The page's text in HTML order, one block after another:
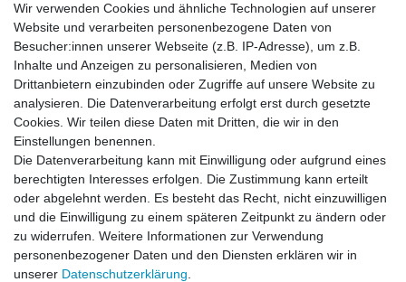
Kinder Mädchen Sandalen Idana
ab 39,95 € *
Artikel anzeigen
*inkl. ges. MwSt. zzgl.Versandkosten
Kinder Mädchen Zehensteg Idana
34,95 € *
In den Warenkorb
*inkl. ges. MwSt.
Wir verwenden Cookies und ähnliche Technologien auf unserer
Website und verarbeiten personenbezogene Daten von
Besucher:innen unserer Webseite (z.B. IP-Adresse), um z.B.
Inhalte und Anzeigen zu personalisieren, Medien von
Drittanbietern einzubinden oder Zugriffe auf unsere Website zu
analysieren. Die Datenverarbeitung erfolgt erst durch gesetzte
Cookies. Wir teilen diese Daten mit Dritten, die wir in den
Einstellungen benennen.
Die Datenverarbeitung kann mit Einwilligung oder aufgrund eines
berechtigten Interesses erfolgen. Die Zustimmung kann erteilt
oder abgelehnt werden. Es besteht das Recht, nicht einzuwilligen
und die Einwilligung zu einem späteren Zeitpunkt zu ändern oder
zu widerrufen. Weitere Informationen zur Verwendung
personenbezogener Daten und den Diensten erklären wir in
unserer Daten­schutz­erklärung